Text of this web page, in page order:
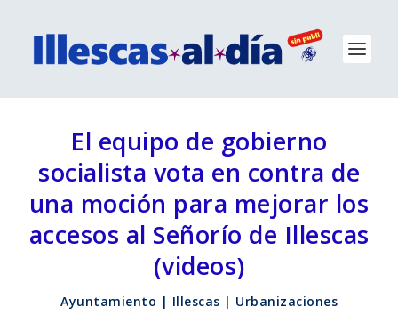
El equipo de gobierno
socialista vota en contra de
una moción para mejorar los
accesos al Señorío de Illescas
(videos)
Ayuntamiento | Illescas | Urbanizaciones